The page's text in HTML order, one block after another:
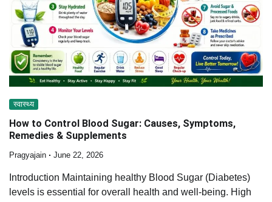
स्वास्थ्य
How to Control Blood Sugar: Causes, Symptoms,
Remedies & Supplements
Pragyajain June 22, 2026
Introduction Maintaining healthy Blood Sugar (Diabetes)
levels is essential for overall health and well-being. High